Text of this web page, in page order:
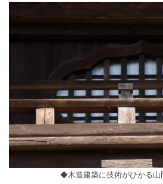
◆木造建築に技術がひかる山